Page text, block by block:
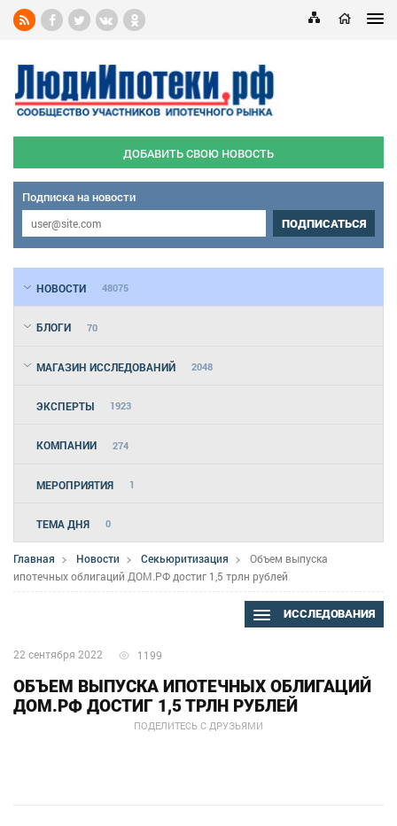
ДОБАВИТЬ СВОЮ НОВОСТЬ
Подписка на новости
ПОДПИСАТЬСЯ
НОВОСТИ 48075
БЛОГИ 70
МАГАЗИН ИССЛЕДОВАНИЙ 2048
ЭКСПЕРТЫ 1923
КОМПАНИИ 274
МЕРОПРИЯТИЯ 1
ТЕМА ДНЯ 0
Главная Новости Секьюритизация
Объем выпуска
ипотечных облигаций ДОМ.РФ достиг 1,5 трлн рублей
ИССЛЕДОВАНИЯ
22 сентября 2022 1199
ПОДЕЛИТЕСЬ С ДРУЗЬЯМИ
ОБЪЕМ ВЫПУСКА ИПОТЕЧНЫХ ОБЛИГАЦИЙ
ДОМ.РФ ДОСТИГ 1,5 ТРЛН РУБЛЕЙ